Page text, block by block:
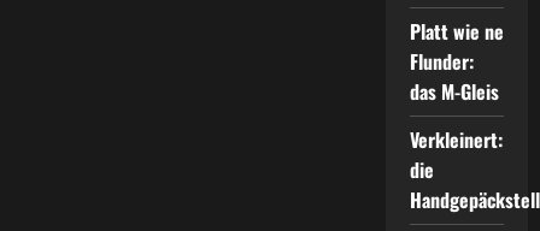
Platt wie ne
Flunder:
das M-Gleis
Verkleinert:
die